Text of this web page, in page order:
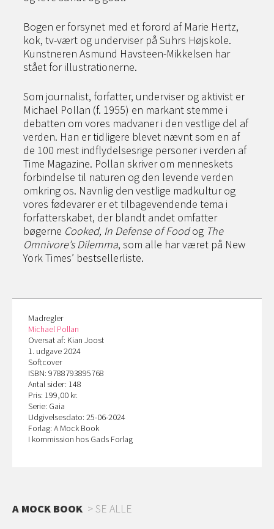
Bogen er forsynet med et forord af Marie Hertz,
kok, tv-vært og underviser på Suhrs Højskole.
Kunstneren Asmund Havsteen-Mikkelsen har
stået for illustrationerne.
Som journalist, forfatter, underviser og aktivist er
Michael Pollan (f. 1955) en markant stemme i
debatten om vores madvaner i den vestlige del af
verden. Han er tidligere blevet nævnt som en af
de 100 mest indflydelsesrige personer i verden af
Time Magazine. Pollan skriver om menneskets
forbindelse til naturen og den levende verden
omkring os. Navnlig den vestlige madkultur og
vores fødevarer er et tilbagevendende tema i
forfatterskabet, der blandt andet omfatter
bøgerne Cooked, In Defense of Foodog The
Omnivore’s Dilemma, som alle har været på New
York Times’ bestsellerliste.
Madregler
Michael Pollan
Oversat af: Kian Joost
1. udgave 2024
Softcover
ISBN: 9788793895768
Antal sider: 148
Pris: 199,00 kr.
Serie: Gaia
Udgivelsesdato: 25-06-2024
Forlag: A Mock Book
I kommission hos Gads Forlag
A MOCK BOOK SE ALLE